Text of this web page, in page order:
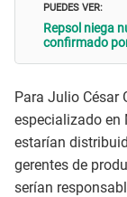
PUEDES VER:
Repsol niega
confirmado
Para Julio César
especializado en
estarían
gerentes de
serían